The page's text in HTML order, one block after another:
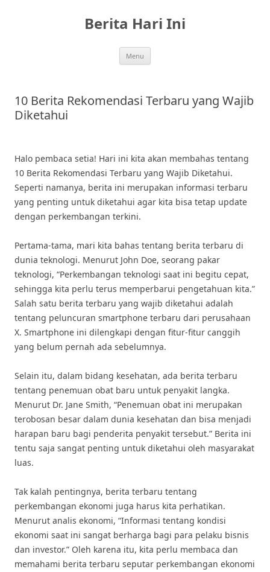
Berita Hari Ini
Menu
10 Berita Rekomendasi Terbaru yang Wajib
Diketahui
Halo pembaca setia! Hari ini kita akan membahas tentang
10 Berita Rekomendasi Terbaru yang Wajib Diketahui.
Seperti namanya, berita ini merupakan informasi terbaru
yang penting untuk diketahui agar kita bisa tetap update
dengan perkembangan terkini.
Pertama-tama, mari kita bahas tentang berita terbaru di
dunia teknologi. Menurut John Doe, seorang pakar
teknologi, “Perkembangan teknologi saat ini begitu cepat,
sehingga kita perlu terus memperbarui pengetahuan kita.”
Salah satu berita terbaru yang wajib diketahui adalah
tentang peluncuran smartphone terbaru dari perusahaan
X. Smartphone ini dilengkapi dengan fitur-fitur canggih
yang belum pernah ada sebelumnya.
Selain itu, dalam bidang kesehatan, ada berita terbaru
tentang penemuan obat baru untuk penyakit langka.
Menurut Dr. Jane Smith, “Penemuan obat ini merupakan
terobosan besar dalam dunia kesehatan dan bisa menjadi
harapan baru bagi penderita penyakit tersebut.” Berita ini
tentu saja sangat penting untuk diketahui oleh masyarakat
luas.
Tak kalah pentingnya, berita terbaru tentang
perkembangan ekonomi juga harus kita perhatikan.
Menurut analis ekonomi, “Informasi tentang kondisi
ekonomi saat ini sangat berharga bagi para pelaku bisnis
dan investor.” Oleh karena itu, kita perlu membaca dan
memahami berita terbaru seputar perkembangan ekonomi